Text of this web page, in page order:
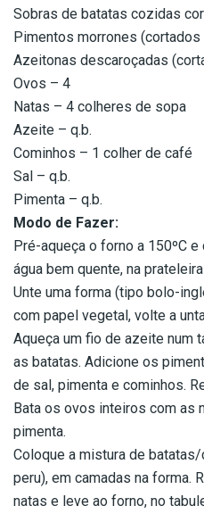
Sobras de batatas cozidas
Pimentos morrones (cortados
Azeitonas descaroçadas
Ovos – 4
Natas – 4 colheres de sopa
Azeite – q.b.
Cominhos – 1 colher de café
Sal – q.b.
Pimenta – q.b.
Modo de Fazer:
Pré-aqueça o forno a 150ºC
água bem quente, na
Unte uma forma (tipo bolo-
com papel vegetal, volte a
Aqueça um fio de azeite num
as batatas. Adicione os
de sal, pimenta e cominhos.
Bata os ovos inteiros com as
pimenta.
Coloque a mistura de
peru), em camadas na forma.
natas e leve ao forno, no